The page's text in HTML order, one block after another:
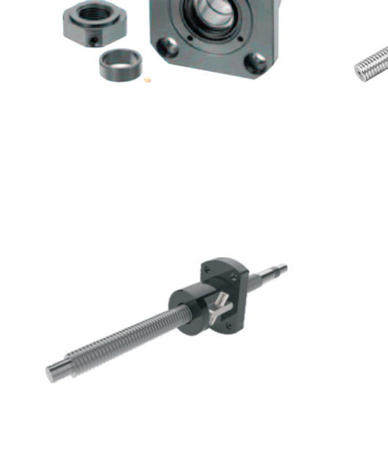
滚珠丝杆组件
鑫凯达官网自动化零部件一站式工业用品采购服
务商为客户提供滚珠丝杆组件、圆形滚珠丝杆组
件的图片、型号、代码、尺寸、生产厂家、品